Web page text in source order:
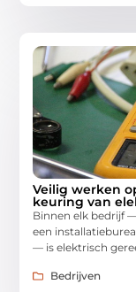
Veilig werken
keuring van
Binnen elk bedrijf
een
— is elektrisch
Bedrijven